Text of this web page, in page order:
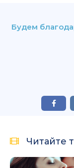
Будем
Читайте